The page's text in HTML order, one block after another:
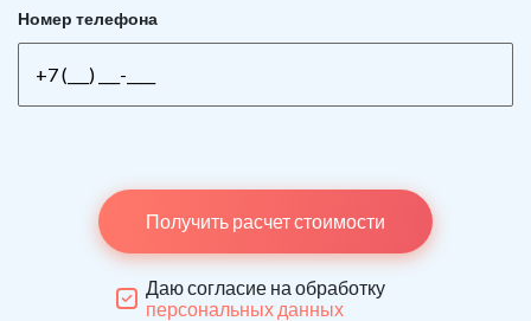
Номер телефона
Получить расчет стоимости
Даю согласие на обработку
персональных данных